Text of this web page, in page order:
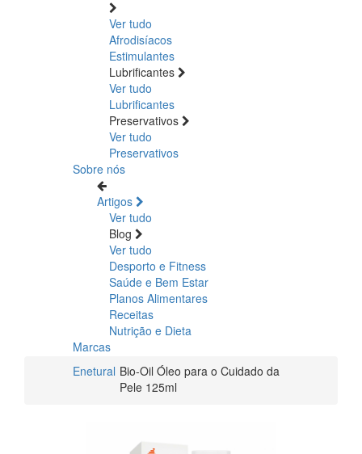
Ver tudo
Afrodisíacos
Estimulantes
Lubrificantes
Ver tudo
Lubrificantes
Preservativos
Ver tudo
Preservativos
Sobre nós
Artigos
Ver tudo
Blog
Ver tudo
Desporto e Fitness
Saúde e Bem Estar
Planos Alimentares
Receitas
Nutrição e Dieta
Marcas
Enetural Bio-Oil Óleo para o Cuidado da
Pele 125ml